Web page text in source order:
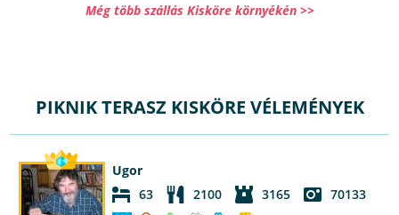
Még több szállás Kisköre környékén >>
PIKNIK TERASZ KISKÖRE VÉLEMÉNYEK
Ugor
63
2100 3165 70133